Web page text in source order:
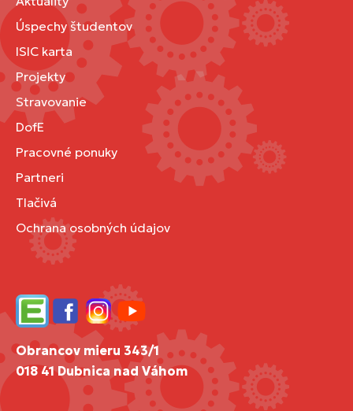
Úspechy študentov
ISIC karta
Projekty
Stravovanie
DofE
Pracovné ponuky
Partneri
Tlačivá
Ochrana osobných údajov
EdupageFacebookInstagram
YouTube
Obrancov mieru 343/1
018 41 Dubnica nad Váhom